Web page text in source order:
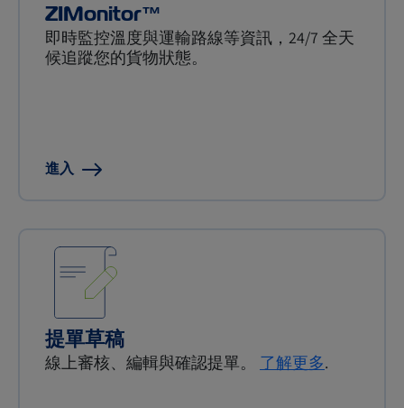
ZIMonitor™
即時監控溫度與運輸路線等資訊，24/7 全天
候追蹤您的貨物狀態。
進入
提單草稿
線上審核、編輯與確認提單。 了解更多.